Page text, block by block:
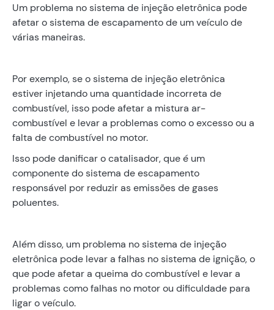
Um problema no sistema de injeção eletrônica pode
afetar o sistema de escapamento de um veículo de
várias maneiras.
Por exemplo, se o sistema de injeção eletrônica
estiver injetando uma quantidade incorreta de
combustível, isso pode afetar a mistura ar-
combustível e levar a problemas como o excesso ou a
falta de combustível no motor.
Isso pode danificar o catalisador, que é um
componente do sistema de escapamento
responsável por reduzir as emissões de gases
poluentes.
Além disso, um problema no sistema de injeção
eletrônica pode levar a falhas no sistema de ignição, o
que pode afetar a queima do combustível e levar a
problemas como falhas no motor ou dificuldade para
ligar o veículo.